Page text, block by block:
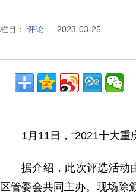
栏目： 评论 2023-03-25
1月11日，“2021十大
据介绍，此次评选活动
区管委会共同主办。现场除